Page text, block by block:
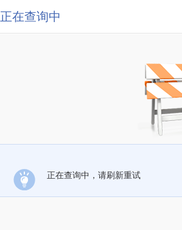
正在查询中
正在查询中，请刷新重试